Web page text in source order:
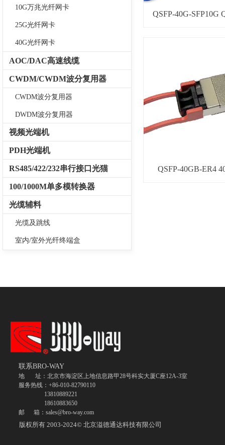
QSFP-40G-SFP10G
QSFP-40GB-ER4
10G万兆光纤网卡
25G光纤网卡
40G光纤网卡
AOC/DAC高速线缆
CWDM/CWDM波分复用器
CWDM波分复用器
DWDM波分复用器
视频光端机
PDH光端机
RS485/422/232串行接口光猫
100/1000M单多模转换器
光缆辅料
光缆及跳线
室内/室外光纤终端盒
版权所有 2003-2024© 北京溢德通达科技有限公司
联系BRO-WAY
地 址：北京市海淀区上地信息路甲28号科实大厦C座12A-3室
服务热线：+86-010-82790110
13810889221
18610883650
邮 箱：sales@bro-way.com